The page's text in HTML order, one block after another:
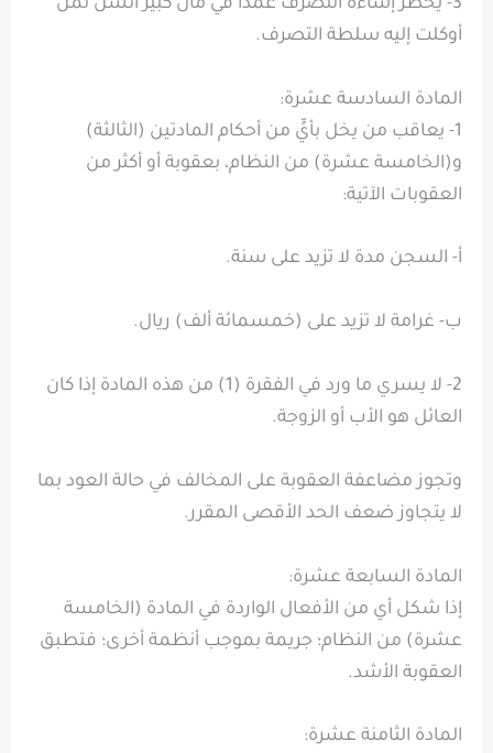
3- يحظر إساءة التصرف عمداً في مال كبير السن لمن
أوكلت إليه سلطة التصرف.
المادة السادسة عشرة:
1- يعاقب من يخل بأيٍّ من أحكام المادتين (الثالثة)
و(الخامسة عشرة) من النظام، بعقوبة أو أكثر من
العقوبات الآتية:
أ- السجن مدة لا تزيد على سنة.
ب- غرامة لا تزيد على (خمسمائة ألف) ريال.
2- لا يسري ما ورد في الفقرة (1) من هذه المادة إذا كان
العائل هو الأب أو الزوجة.
وتجوز مضاعفة العقوبة على المخالف في حالة العود بما
لا يتجاوز ضعف الحد الأقصى المقرر.
المادة السابعة عشرة:
إذا شكل أي من الأفعال الواردة في المادة (الخامسة
عشرة) من النظام؛ جريمة بموجب أنظمة أخرى؛ فتطبق
العقوبة الأشد.
المادة الثامنة عشرة: